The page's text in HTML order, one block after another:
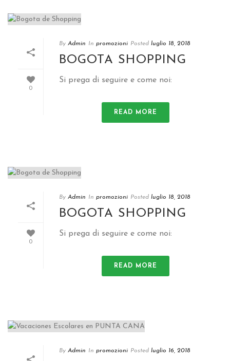
0
By Admin In promozioni Posted luglio 18, 2018
BOGOTA SHOPPING
Si prega di seguire e come noi:
READ MORE
0
By Admin In promozioni Posted luglio 18, 2018
BOGOTA SHOPPING
Si prega di seguire e come noi:
READ MORE
By Admin In promozioni Posted luglio 16, 2018